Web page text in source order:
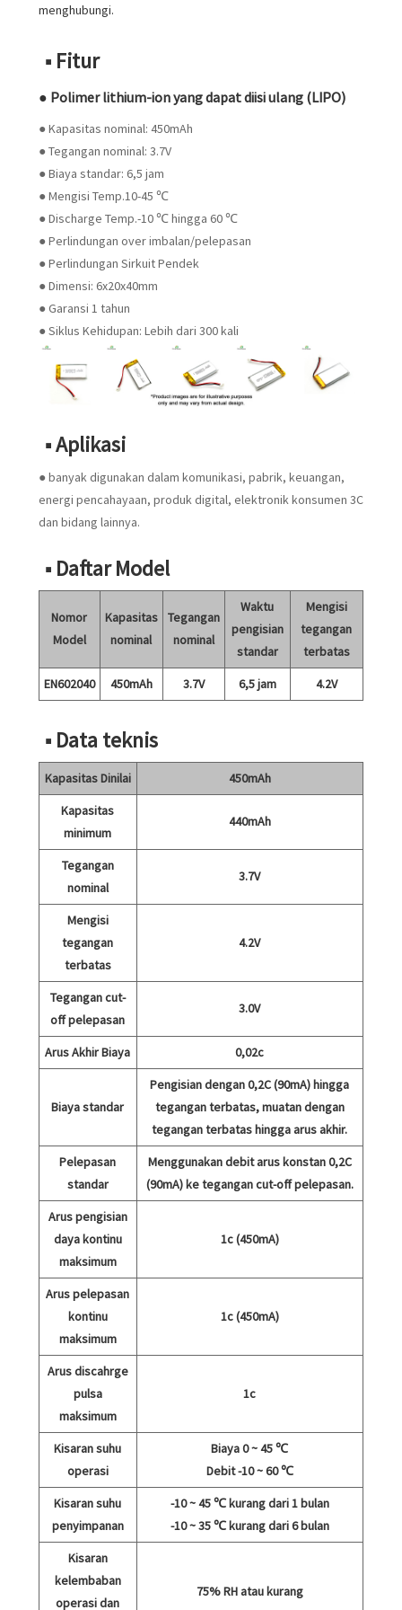
menghubungi.
■ Fitur
● Polimer lithium-ion yang dapat diisi ulang (LIPO)
● Kapasitas nominal: 450mAh
● Tegangan nominal: 3.7V
● Biaya standar: 6,5 jam
● Mengisi Temp.10-45 ℃
● Discharge Temp.-10 ℃ hingga 60 ℃
● Perlindungan over imbalan/pelepasan
● Perlindungan Sirkuit Pendek
● Dimensi: 6x20x40mm
● Garansi 1 tahun
● Siklus Kehidupan: Lebih dari 300 kali
■ Aplikasi
● banyak digunakan dalam komunikasi, pabrik, keuangan,
energi pencahayaan, produk digital, elektronik konsumen 3C
dan bidang lainnya.
■ Daftar Model
Nomor
Model
Kapasitas
nominal
Tegangan
nominal
Waktu
pengisian
standar
Mengisi
tegangan
terbatas
EN602040
450mAh 3.7V 6,5 jam 4.2V
■ Data teknis
Kapasitas Dinilai
450mAh
Kapasitas
minimum
440mAh
Tegangan
nominal
3.7V
Mengisi
tegangan
terbatas
4.2V
Tegangan cut-
off pelepasan
3.0V
Arus Akhir Biaya 0,02c
Biaya standar
Pengisian dengan 0,2C (90mA) hingga
tegangan terbatas, muatan dengan
tegangan terbatas hingga arus akhir.
Pelepasan
standar
Menggunakan debit arus konstan 0,2C
(90mA) ke tegangan cut-off pelepasan.
Arus pengisian
daya kontinu
maksimum
1c (450mA)
Arus pelepasan
kontinu
maksimum
1c (450mA)
Arus discahrge
pulsa
maksimum
1c
Kisaran suhu
operasi
Biaya 0 ~ 45 ℃
Debit -10 ~ 60 ℃
Kisaran suhu
penyimpanan
-10 ~ 45 ℃ kurang dari 1 bulan
-10 ~ 35 ℃ kurang dari 6 bulan
Kisaran
kelembaban
operasi dan
75% RH atau kurang